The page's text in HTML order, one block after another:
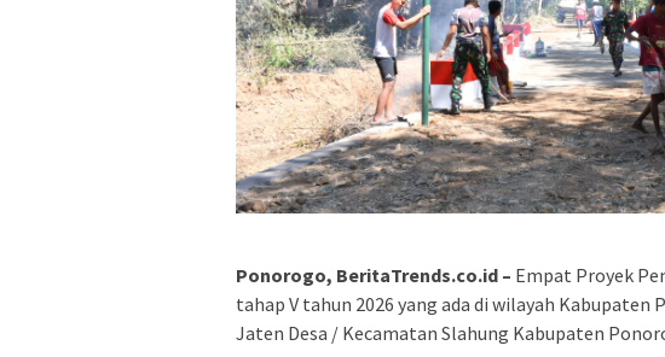
Ponorogo, BeritaTrends.co.id – Empat Proyek
tahap V tahun 2026 yang ada di wilayah Kabupaten
Jaten Desa / Kecamatan Slahung Kabupaten